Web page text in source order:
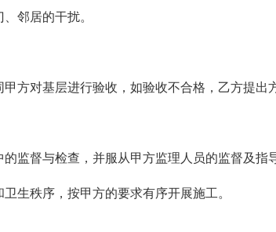
邻居的干扰。
甲方对基层进行验收，如验收不合格，乙方提出
监督与检查，并服从甲方监理人员的监督及指
生秩序，按甲方的要求有序开展施工。